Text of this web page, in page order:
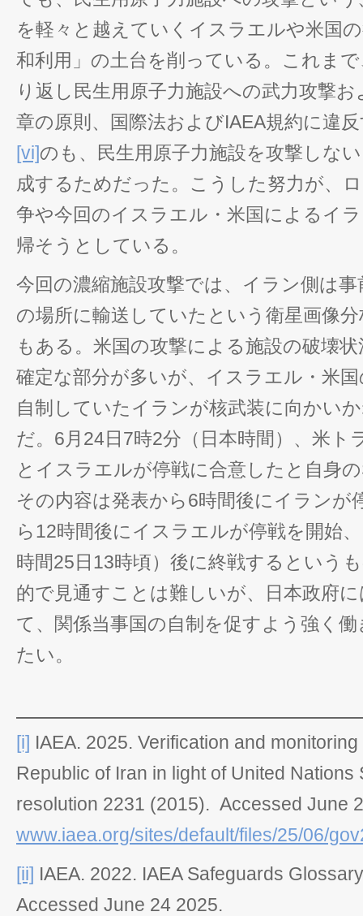
を軽々と越えていくイスラエルや米国
和利用」の土台を削っている。これま
り返し民生用原子力施設への武力攻撃
章の原則、国際法およびIAEA規約に違
[vi]のも、民生用原子力施設を攻撃しな
成するためだった。こうした努力が、
争や今回のイスラエル・米国によるイ
帰そうとしている。
今回の濃縮施設攻撃では、イラン側は
の場所に輸送していたという衛星画像
もある。米国の攻撃による施設の破壊
確定な部分が多いが、イスラエル・米
自制していたイランが核武装に向かい
だ。6月24日7時2分（日本時間）、米ト
とイスラエルが停戦に合意したと自身
その内容は発表から6時間後にイランが
ら12時間後にイスラエルが停戦を開始
時間25日13時頃）後に終戦するという
的で見通すことは難しいが、日本政府
て、関係当事国の自制を促すよう強く
たい。
[i] IAEA. 2025. Verification and
Republic of Iran in light of United Nations
resolution 2231 (2015). Accessed June
www.iaea.org/sites/default/files/25/06/
[ii] IAEA. 2022. IAEA Safeguards
Accessed June 24 2025.